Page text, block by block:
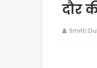
दौर
Smriti